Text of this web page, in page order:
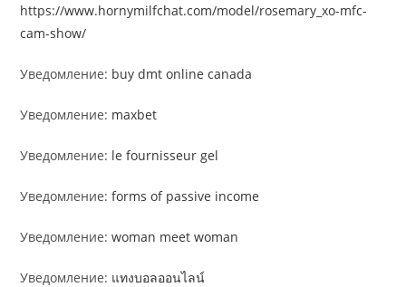
https://www.hornymilfchat.com/model/rosemary_xo-mfc-
cam-show/
Уведомление: buy dmt online canada
Уведомление: maxbet
Уведомление: le fournisseur gel
Уведомление:forms of passive income
Уведомление:woman meet woman
Уведомление: แทงบอลออนไลน์